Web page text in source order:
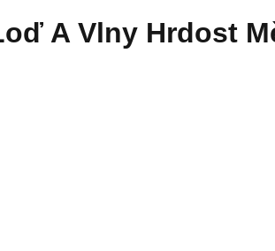
A Vlny Hrdost